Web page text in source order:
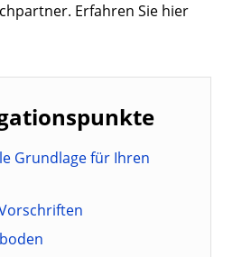
Erfahren Sie hier
Grundlage für Ihren